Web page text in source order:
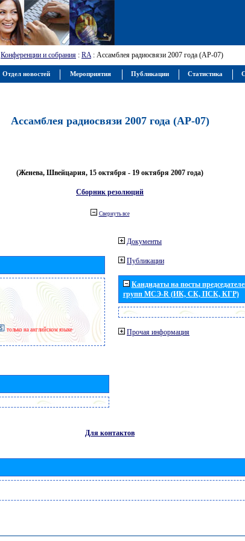
Конференции и собрания : RA: Ассамблея радиосвязи 2007 года (АР-07)
Ассамблея радиосвязи 2007 года (АР-07)
(Женева, Швейцария, 15 октября - 19 октября 2007 года)
Сборник резолюций
Свернуть все
только на английском языке
Документы
Публикации
Кандидаты на посты
групп МСЭ-R (ИК, СК, ПСК, КГР)
Прочая информация
Для контактов
Отдел новостей Мероприятия Публикации Статистика